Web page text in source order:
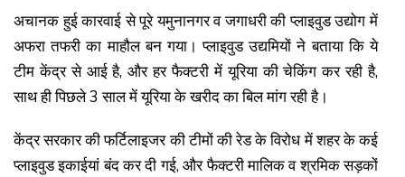
अचानक हुई कारवाई से पूरे यमुनानगर व जगाधरी की प्लाइवुड उद्योग में
अफरा तफरी का माहौल बन गया। प्लाइवुड उद्यमियों ने बताया कि ये
टीम केंद्र से आई है, और हर फैक्टरी में यूरिया की चेकिंग कर रही है,
साथ ही पिछले 3 साल में यूरिया के खरीद का बिल मांग रही है।
केंद्र सरकार की फर्टिलाइजर की टीमों की रेड के विरोध में शहर के कई
प्लाइवुड इकाईयां बंद कर दी गई, और फैक्टरी मालिक व श्रमिक सड़कों